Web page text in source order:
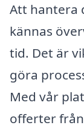
Att hantera
kännas
tid. Det är
göra
Med vår
offerter